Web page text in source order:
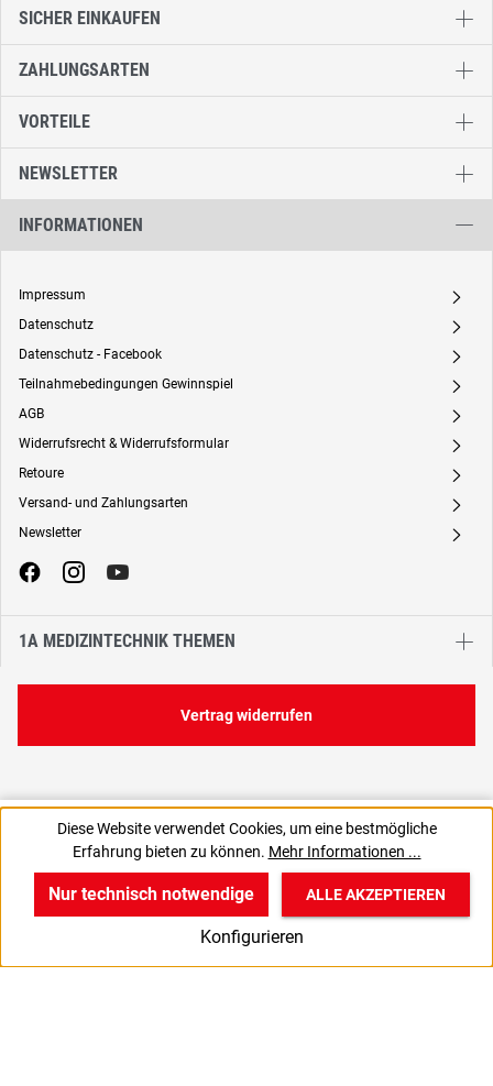
1,46 €
0,15 € / 1 Stück
SICHER EINKAUFEN
ZAHLUNGSARTEN
VORTEILE
NEWSLETTER
INFORMATIONEN
Impressum A
Datenschutz A
Datenschutz - Facebook A
Teilnahmebedingungen Gewinnspiel A
AGB A
Widerrufsrecht & Widerrufsformular A
Retoure A
Versand- und Zahlungsarten A
Newsletter A
1A MEDIZINTECHNIK THEMEN
Vertrag widerrufen
Diese Website verwendet Cookies, um eine bestmögliche
Erfahrung bieten zu können. Mehr Informationen ...
Nur technisch notwendige
Konfigurieren
ALLE AKZEPTIEREN
v
Produkte
B